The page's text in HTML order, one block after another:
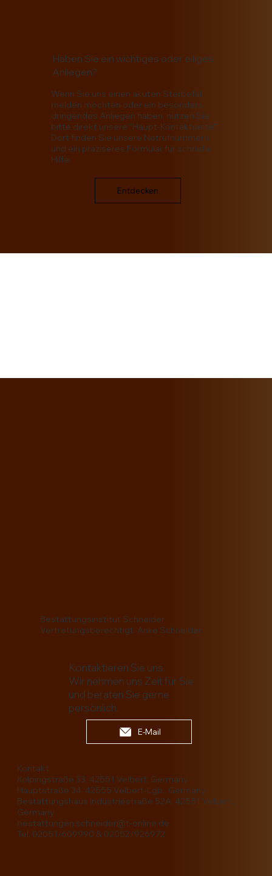
Haben Sie ein wichtiges oder eiliges
Anliegen?
Wenn Sie uns einen akuten Sterbefall
melden möchten oder ein besonders
dringendes Anliegen haben, nutzen Sie
bitte direkt unsere "Haupt-Kontaktseite".
Dort finden Sie unsere Notrufnummern
und ein präziseres Formular für schnelle
Hilfe.
Entdecken
Kontakt
Kolpingstraße 33, 42551 Velbert, Germany
Hauptstraße 34, 42555 Velbert-Lgb., Germany
Bestattungshaus Industriestraße 52A, 42551 Velbert,
Germany
bestattungen.schneider@t-online.de
Tel. 02051/609990 & 02052/926972
Bestattungsinstitut Schneider
Vertretungsberechtigt: Anke Schneider
Kontaktieren Sie uns.
Wir nehmen uns Zeit für Sie
und beraten Sie gerne
persönlich.
E-Mail